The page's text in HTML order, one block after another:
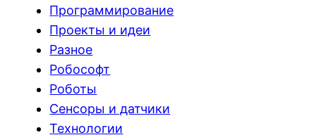
Программирование
Проекты и идеи
Разное
Робософт
Роботы
Сенсоры и датчики
Технологии